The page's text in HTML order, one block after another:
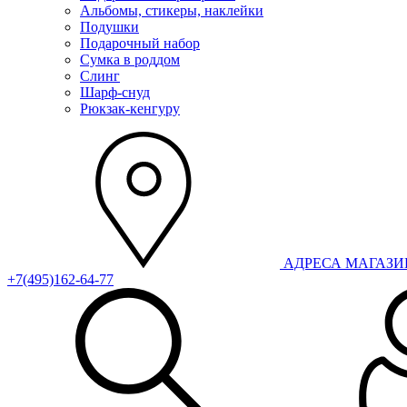
Альбомы, стикеры, наклейки
Подушки
Подарочный набор
Сумка в роддом
Слинг
Шарф-снуд
Рюкзак-кенгуру
АДРЕСА
+7(495)162-64-77